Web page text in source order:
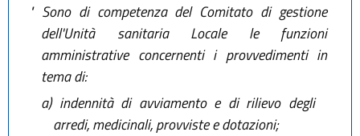
" Sono di competenza del Comitato di gestione
dell'Unità sanitaria Locale le funzioni
amministrative concernenti i provvedimenti in
tema di:
a)indennità di avviamento e di rilievo degli
arredi, medicinali, provviste e dotazioni;